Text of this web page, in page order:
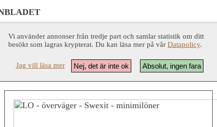
Vi använder annonser från tredje part och samlar statistik om ditt
besökt som lagras krypterat. Du kan läsa mer på vår Datapolicy.
Absolut, ingen fara
Nej, det är inte ok
Jag vill läsa mer